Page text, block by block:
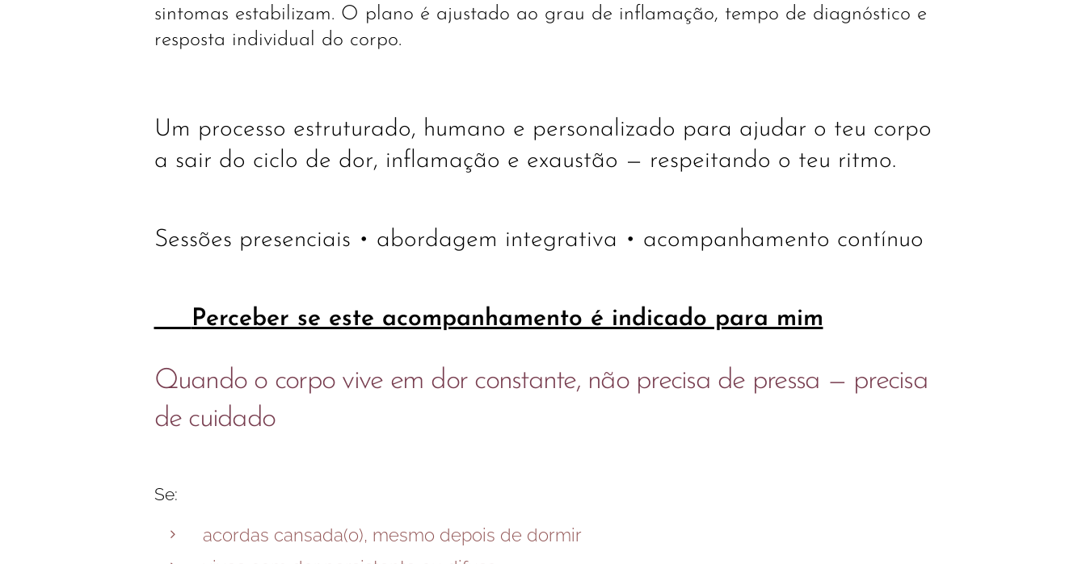
sintomas estabilizam. O plano é ajustado ao grau de inflamação, tempo de diagnóstico e
resposta individual do corpo.
Um processo estruturado, humano e personalizado para ajudar o teu corpo
a sair do ciclo de dor, inflamação e exaustão — respeitando o teu ritmo.
Sessões presenciais • abordagem integrativa • acompanhamento contínuo
Perceber se este acompanhamento é indicado para mim
Quando o corpo vive em dor constante, não precisa de pressa — precisa
de cuidado
Se:
acordas cansada(o), mesmo depois de dormir